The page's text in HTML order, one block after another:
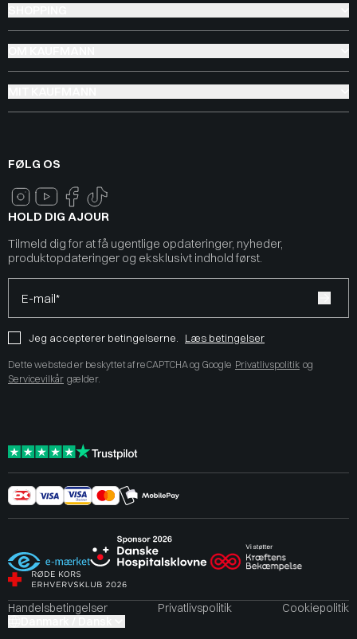
FØLG OS
HOLD DIG AJOUR
Tilmeld dig for at få ugentlige opdateringer, nyheder,
produktopdateringer og eksklusivt indhold først.
E-mail*
Jeg accepterer betingelserne. Læs betingelser
Dette websted er beskyttet af reCAPTCHA og Google Privatlivspolitik og
Servicevilkår gælder.
Handelsbetingelser Privatlivspolitik
Cookiepolitik